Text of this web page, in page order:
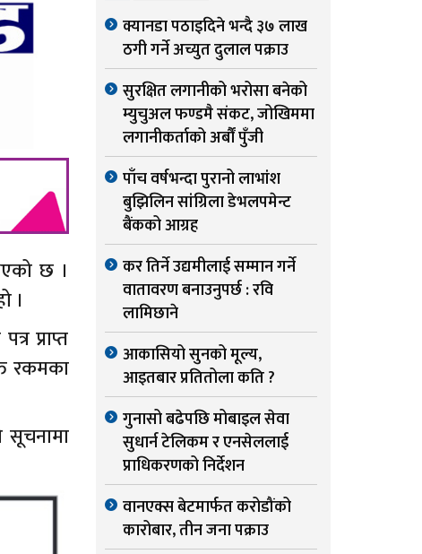
छ ।
।
प्राप्त
रकमका
सूचनामा
क्यानडा पठाइदिने भन्दै ३७ लाख
ठगी गर्ने अच्युत दुलाल पक्राउ
सुरक्षित लगानीको भरोसा बनेको
म्युचुअल फण्डमै संकट, जोखिममा
लगानीकर्ताको अर्बौं पुँजी
पाँच वर्षभन्दा पुरानो लाभांश
बुझिलिन सांग्रिला डेभलपमेन्ट
बैंकको आग्रह
कर तिर्ने उद्यमीलाई सम्मान गर्ने
वातावरण बनाउनुपर्छ : रवि
लामिछाने
आकासियो सुनको मूल्य,
आइतबार प्रतितोला कति ?
गुनासो बढेपछि मोबाइल सेवा
सुधार्न टेलिकम र एनसेललाई
प्राधिकरणको निर्देशन
वानएक्स बेटमार्फत करोडौंको
कारोबार, तीन जना पक्राउ